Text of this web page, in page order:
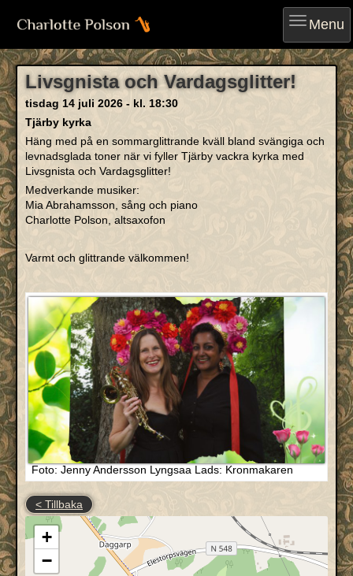
Menu
Livsgnista och Vardagsglitter!
tisdag 14 juli 2026 - kl. 18:30
Tjärby kyrka
Häng med på en sommarglittrande kväll bland svängiga och
levnadsglada toner när vi fyller Tjärby vackra kyrka med
Livsgnista och Vardagsglitter!
Medverkande musiker:
Mia Abrahamsson, sång och piano
Charlotte Polson, altsaxofon
Varmt och glittrande välkommen!
Foto: Jenny Andersson Lyngsaa Lads: Kronmakaren
< Tillbaka
+
−